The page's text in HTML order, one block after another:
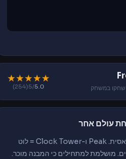
★
★
★
★
★
5.0
/5
(254)
עולם אחר
- המפה הקלאסית. Peak ו-Clock Tower = לוט
מושלמת למתחילים כי המבנה מוכר.